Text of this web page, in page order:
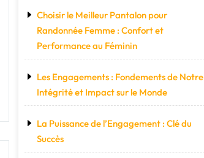
Choisir le Meilleur Pantalon pour
Randonnée Femme : Confort et
Performance au Féminin
Les Engagements : Fondements de Notre
Intégrité et Impact sur le Monde
La Puissance de l’Engagement : Clé du
Succès